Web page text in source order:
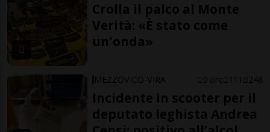
Crolla il palco al Monte
Verità: «È stato come
un'onda»
MEZZOVICO-VIRA 9 ore 111 248
Incidente in scooter per il
deputato leghista Andrea